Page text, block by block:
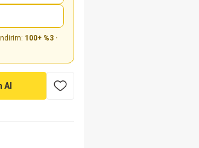
100+ %3 ·
Al